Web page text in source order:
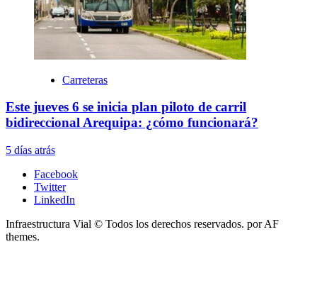
Carreteras
Este jueves 6 se inicia plan piloto de carril
bidireccional Arequipa: ¿cómo funcionará?
5 días atrás
Facebook
Twitter
LinkedIn
Infraestructura Vial © Todos los derechos reservados. por AF
themes.